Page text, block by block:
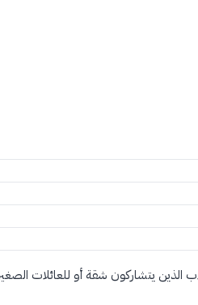
يتشاركون شقة أو للعائلات